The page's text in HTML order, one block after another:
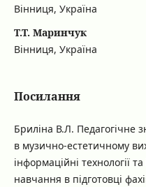
Вінниця, Україна
Т.Т. Маринчук
Вінниця, Україна
Посилання
Бриліна В.Л. Педагогічне
в музично-естетичному
інформаційні технології
навчання в підготовці